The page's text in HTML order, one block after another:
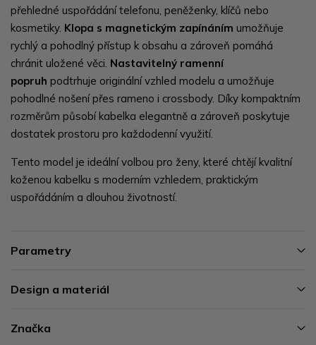
přehledné uspořádání telefonu, peněženky, klíčů nebo
kosmetiky. Klopa s magnetickým zapínáním umožňuje
rychlý a pohodlný přístup k obsahu a zároveň pomáhá
chránit uložené věci. Nastavitelný ramenní
popruh podtrhuje originální vzhled modelu a umožňuje
pohodlné nošení přes rameno i crossbody. Díky kompaktním
rozměrům působí kabelka elegantně a zároveň poskytuje
dostatek prostoru pro každodenní využití.
Tento model je ideální volbou pro ženy, které chtějí kvalitní
koženou kabelku s moderním vzhledem, praktickým
uspořádáním a dlouhou životností.
Parametry
Design a materiál
Značka